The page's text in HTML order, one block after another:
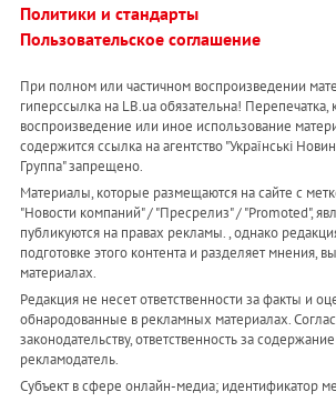
Политики и стандарты
Пользовательское соглашение
При полном или частичном воспроизведении
гиперссылка на LB.ua обязательна! Перепечатка,
воспроизведение или иное использование
содержится ссылка на агентство "Українськi
Группа" запрещено.
Материалы, которые размещаются на сайте с
"Новости компаний" / "Пресрелиз" / "Promoted",
публикуются на правах рекламы. , однако
подготовке этого контента и разделяет мнения,
материалах.
Редакция не несет ответственности за факты и
обнародованные в рекламных материалах.
законодательству, ответственность за
рекламодатель.
Субъект в сфере онлайн-медиа; идентификатор